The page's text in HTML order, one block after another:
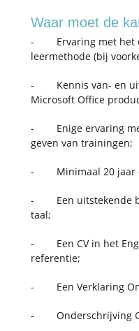
Waar moet de
- Ervaring met het
leermethode (bij
- Kennis van- en
Microsoft Office
- Enige ervaring met
geven van trainingen;
- Minimaal 20 jaar
- Een uitstekende
taal;
- Een CV in het
referentie;
- Een Verklaring
- Onderschrijving